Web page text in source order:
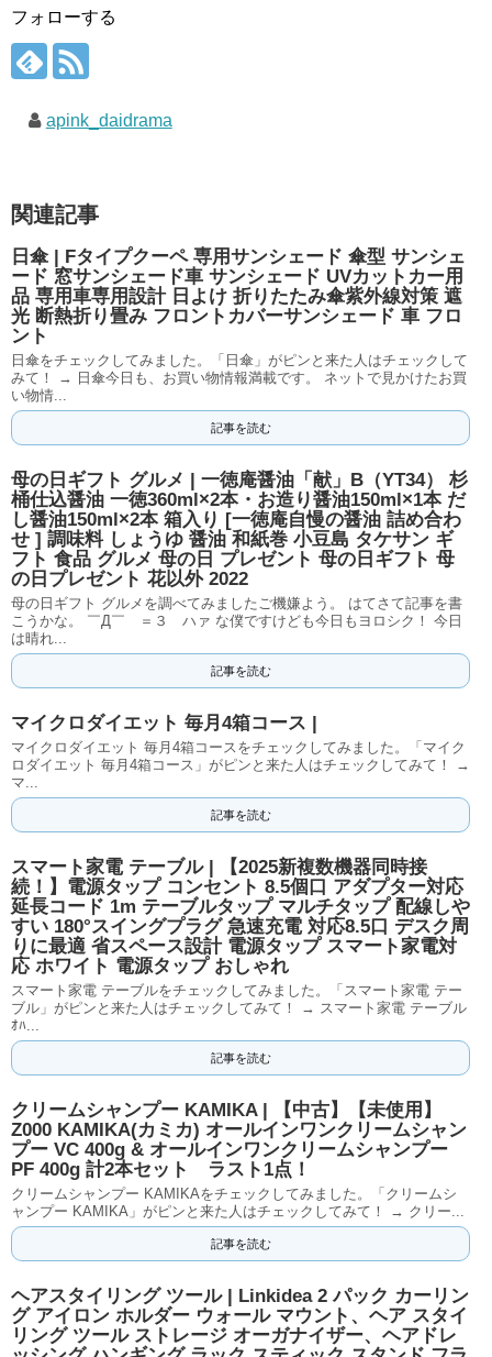
フォローする
apink_daidrama
関連記事
日傘 | Fタイプクーペ 専用サンシェード 傘型 サンシェ
ード 窓サンシェード車 サンシェード UVカットカー用
品 専用車専用設計 日よけ 折りたたみ傘紫外線対策 遮
光 断熱折り畳み フロントカバーサンシェード 車 フロ
ント
日傘をチェックしてみました。「日傘」がピンと来た人はチェックして
みて！ → 日傘今日も、お買い物情報満載です。 ネットで見かけたお買
い物情...
記事を読む
母の日ギフト グルメ | 一徳庵醤油「献」B（YT34） 杉
桶仕込醤油 一徳360ml×2本・お造り醤油150ml×1本 だ
し醤油150ml×2本 箱入り [一徳庵自慢の醤油 詰め合わ
せ ] 調味料 しょうゆ 醤油 和紙巻 小豆島 タケサン ギ
フト 食品 グルメ 母の日 プレゼント 母の日ギフト 母
の日プレゼント 花以外 2022
母の日ギフト グルメを調べてみましたご機嫌よう。 はてさて記事を書
こうかな。 ￣Д￣ ＝３ ハァ な僕ですけども今日もヨロシク！ 今日
は晴れ...
記事を読む
マイクロダイエット 毎月4箱コース |
マイクロダイエット 毎月4箱コースをチェックしてみました。「マイク
ロダイエット 毎月4箱コース」がピンと来た人はチェックしてみて！ →
マ...
記事を読む
スマート家電 テーブル | 【2025新複数機器同時接
続！】電源タップ コンセント 8.5個口 アダプター対応
延長コード 1m テーブルタップ マルチタップ 配線しや
すい 180°スイングプラグ 急速充電 対応8.5口 デスク周
りに最適 省スペース設計 電源タップ スマート家電対
応 ホワイト 電源タップ おしゃれ
スマート家電 テーブルをチェックしてみました。「スマート家電 テー
ブル」がピンと来た人はチェックしてみて！ → スマート家電 テーブル
ｵﾊ...
記事を読む
クリームシャンプー KAMIKA | 【中古】【未使用】
Z000 KAMIKA(カミカ) オールインワンクリームシャン
プー VC 400g & オールインワンクリームシャンプー
PF 400g 計2本セット ラスト1点！
クリームシャンプー KAMIKAをチェックしてみました。「クリームシ
ャンプー KAMIKA」がピンと来た人はチェックしてみて！ → クリー...
記事を読む
ヘアスタイリング ツール | Linkidea 2 パック カーリン
グ アイロン ホルダー ウォール マウント、ヘア スタイ
リング ツール ストレージ オーガナイザー、ヘアドレ